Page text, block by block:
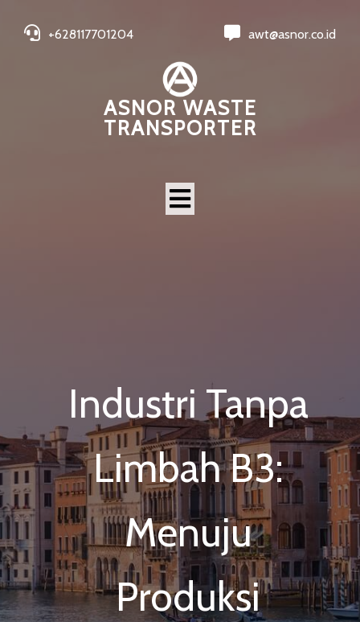
+628117701204 awt@asnor.co.id
ASNOR WASTE
TRANSPORTER
Industri Tanpa
Limbah B3:
Menuju
Produksi